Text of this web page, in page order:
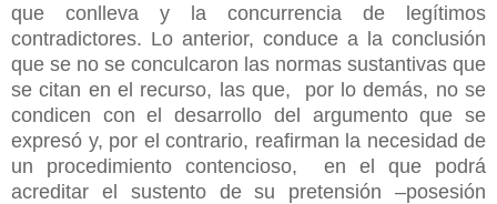
que conlleva y la concurrencia de legítimos
contradictores. Lo anterior, conduce a la conclusión
que se no se conculcaron las normas sustantivas que
se citan en el recurso, las que, por lo demás, no se
condicen con el desarrollo del argumento que se
expresó y, por el contrario, reafirman la necesidad de
un procedimiento contencioso, en el que podrá
acreditar el sustento de su pretensión –posesión